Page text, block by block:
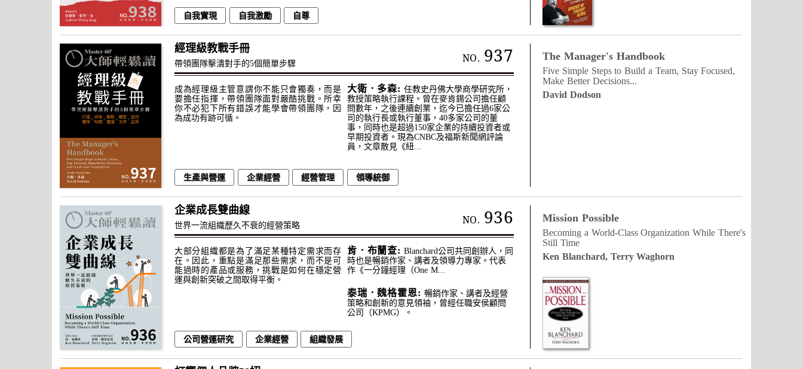
自我實現 自我激勵 自尊
經理級教戰手冊
帶領團隊擊潰對手的5個簡單步驟 NO. 937
成為經理級主管意謂你不能只會獨奏，而是
要擔任指揮，帶領團隊面對嚴酷挑戰。所幸
你不必犯下所有錯誤才能學會帶領團隊，因
為成功有跡可循。
大衛．多森: 任教史丹佛大學商學研究所，
教授策略執行課程。曾在麥肯錫公司擔任顧
問數年，之後連續創業，迄今已擔任過6家公
司的執行長或執行董事，40多家公司的董
事，同時也是超過150家企業的持續投資者或
早期投資者。現為CNBC及福斯新聞網評論
員，文章散見《紐...
生產與營運 企業經營 經營管理 領導統御
The Manager's Handbook
Five Simple Steps to Build a Team, Stay Focused,
Make Better Decisions...
David Dodson
企業成長雙曲線
世界一流組織歷久不衰的經營策略 NO. 936
大部分組織都是為了滿足某種特定需求而存
在。因此，重點是滿足那些需求，而不是可
能過時的產品或服務，挑戰是如何在穩定營
運與創新突破之間取得平衡。
肯．布蘭查: Blanchard公司共同創辦人，同
時也是暢銷作家、講者及領導力專家。代表
作《一分鐘經理（One M...
泰瑞．魏格霍恩: 暢銷作家、講者及經營
策略和創新的意見領袖，曾經任職安侯顧問
公司（KPMG）。
公司營運研究 企業經營 組織發展
Mission Possible
Becoming a World-Class Organization While There's
Still Time
Ken Blanchard, Terry Waghorn